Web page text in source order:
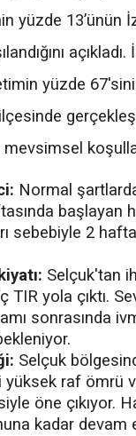
yüzde 13’ünün
yüzde
mevsimsel
Normal
başlayan
sebebiyle 2
Selçuk'tan
TIR yola çıktı.
sonrasında
Selçuk
yüksek raf ömrü
öne çıkıyor.
kadar devam